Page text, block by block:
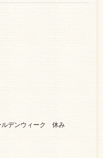
デンウィーク 休み